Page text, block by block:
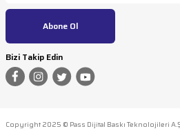
Abone Ol
Bizi Takip Edin
Copyright 2025 © Pass Dijital Baskı Teknolojileri